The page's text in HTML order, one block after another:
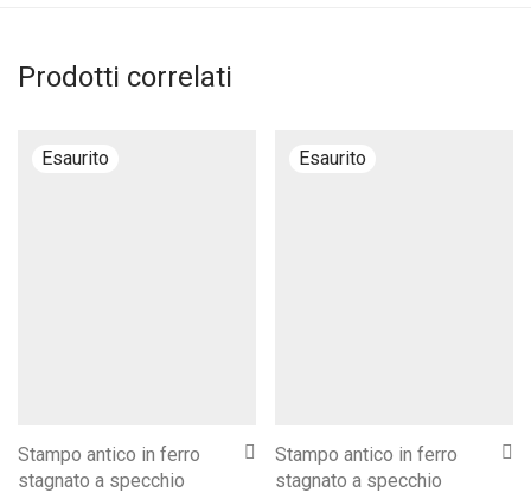
Prodotti correlati
Stampo antico in ferro
stagnato a specchio
Stampo antico in ferro
stagnato a specchio